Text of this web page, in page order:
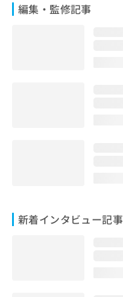
編集・監修記事
新着インタビュー記事